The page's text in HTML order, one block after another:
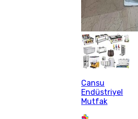
Cansu
Endüstriyel
Mutfak